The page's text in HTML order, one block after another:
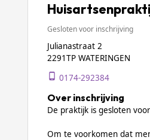
Gesloten voor inschrijving
Julianastraat 2
2291TP WATERINGEN
0174-292384
Over inschrijving
De praktijk is gesloten
Om te voorkomen dat